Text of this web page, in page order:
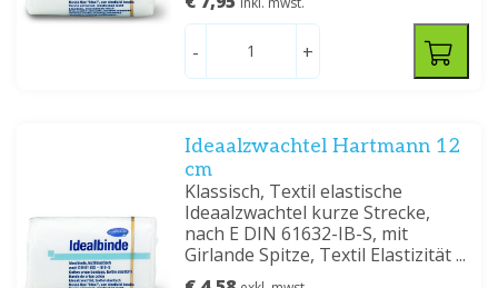
- +
Ideaalzwachtel Hartmann 12
cm
Klassisch, Textil elastische
Ideaalzwachtel kurze Strecke,
nach E DIN 61632-IB-S, mit
Girlande Spitze, Textil Elastizität ...